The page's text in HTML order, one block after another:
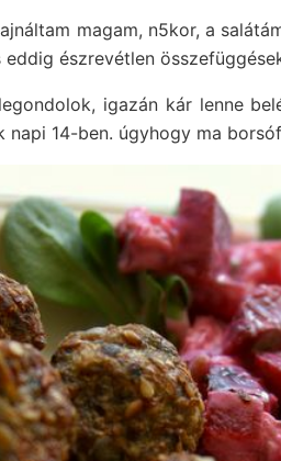
magam, n5kor, a
eddig észrevétlen
igazán kár lenne
napi 14-ben. úgyhogy ma